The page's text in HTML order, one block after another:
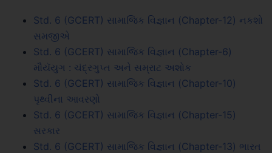
Std. 6 (GCERT) સામાજિક વિજ્ઞાન (Chapter-12) નકશો
સમજીએ
Std. 6 (GCERT) સામાજિક વિજ્ઞાન (Chapter-6)
મૌયૅયુગ : ચંદ્રગુપ્ત અને સમ્રાટ અશોક
Std. 6 (GCERT) સામાજિક વિજ્ઞાન (Chapter-10)
પૃથ્વીના આવરણો
Std. 6 (GCERT) સામાજિક વિજ્ઞાન (Chapter-15)
સરકાર
Std. 6 (GCERT) સામાજિક વિજ્ઞાન (Chapter-13) ભારત